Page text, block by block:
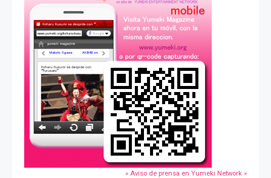
» Aviso de prensa en Yumeki Network »